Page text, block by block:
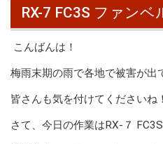
RX-7 FC3S ファンベ
こんばんは！
梅雨末期の雨で各地で被害が出
皆さんも気を付けてくださいね！
さて、今日の作業はRX-７